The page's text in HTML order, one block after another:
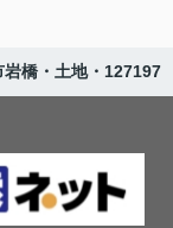
岩橋・土地・127197